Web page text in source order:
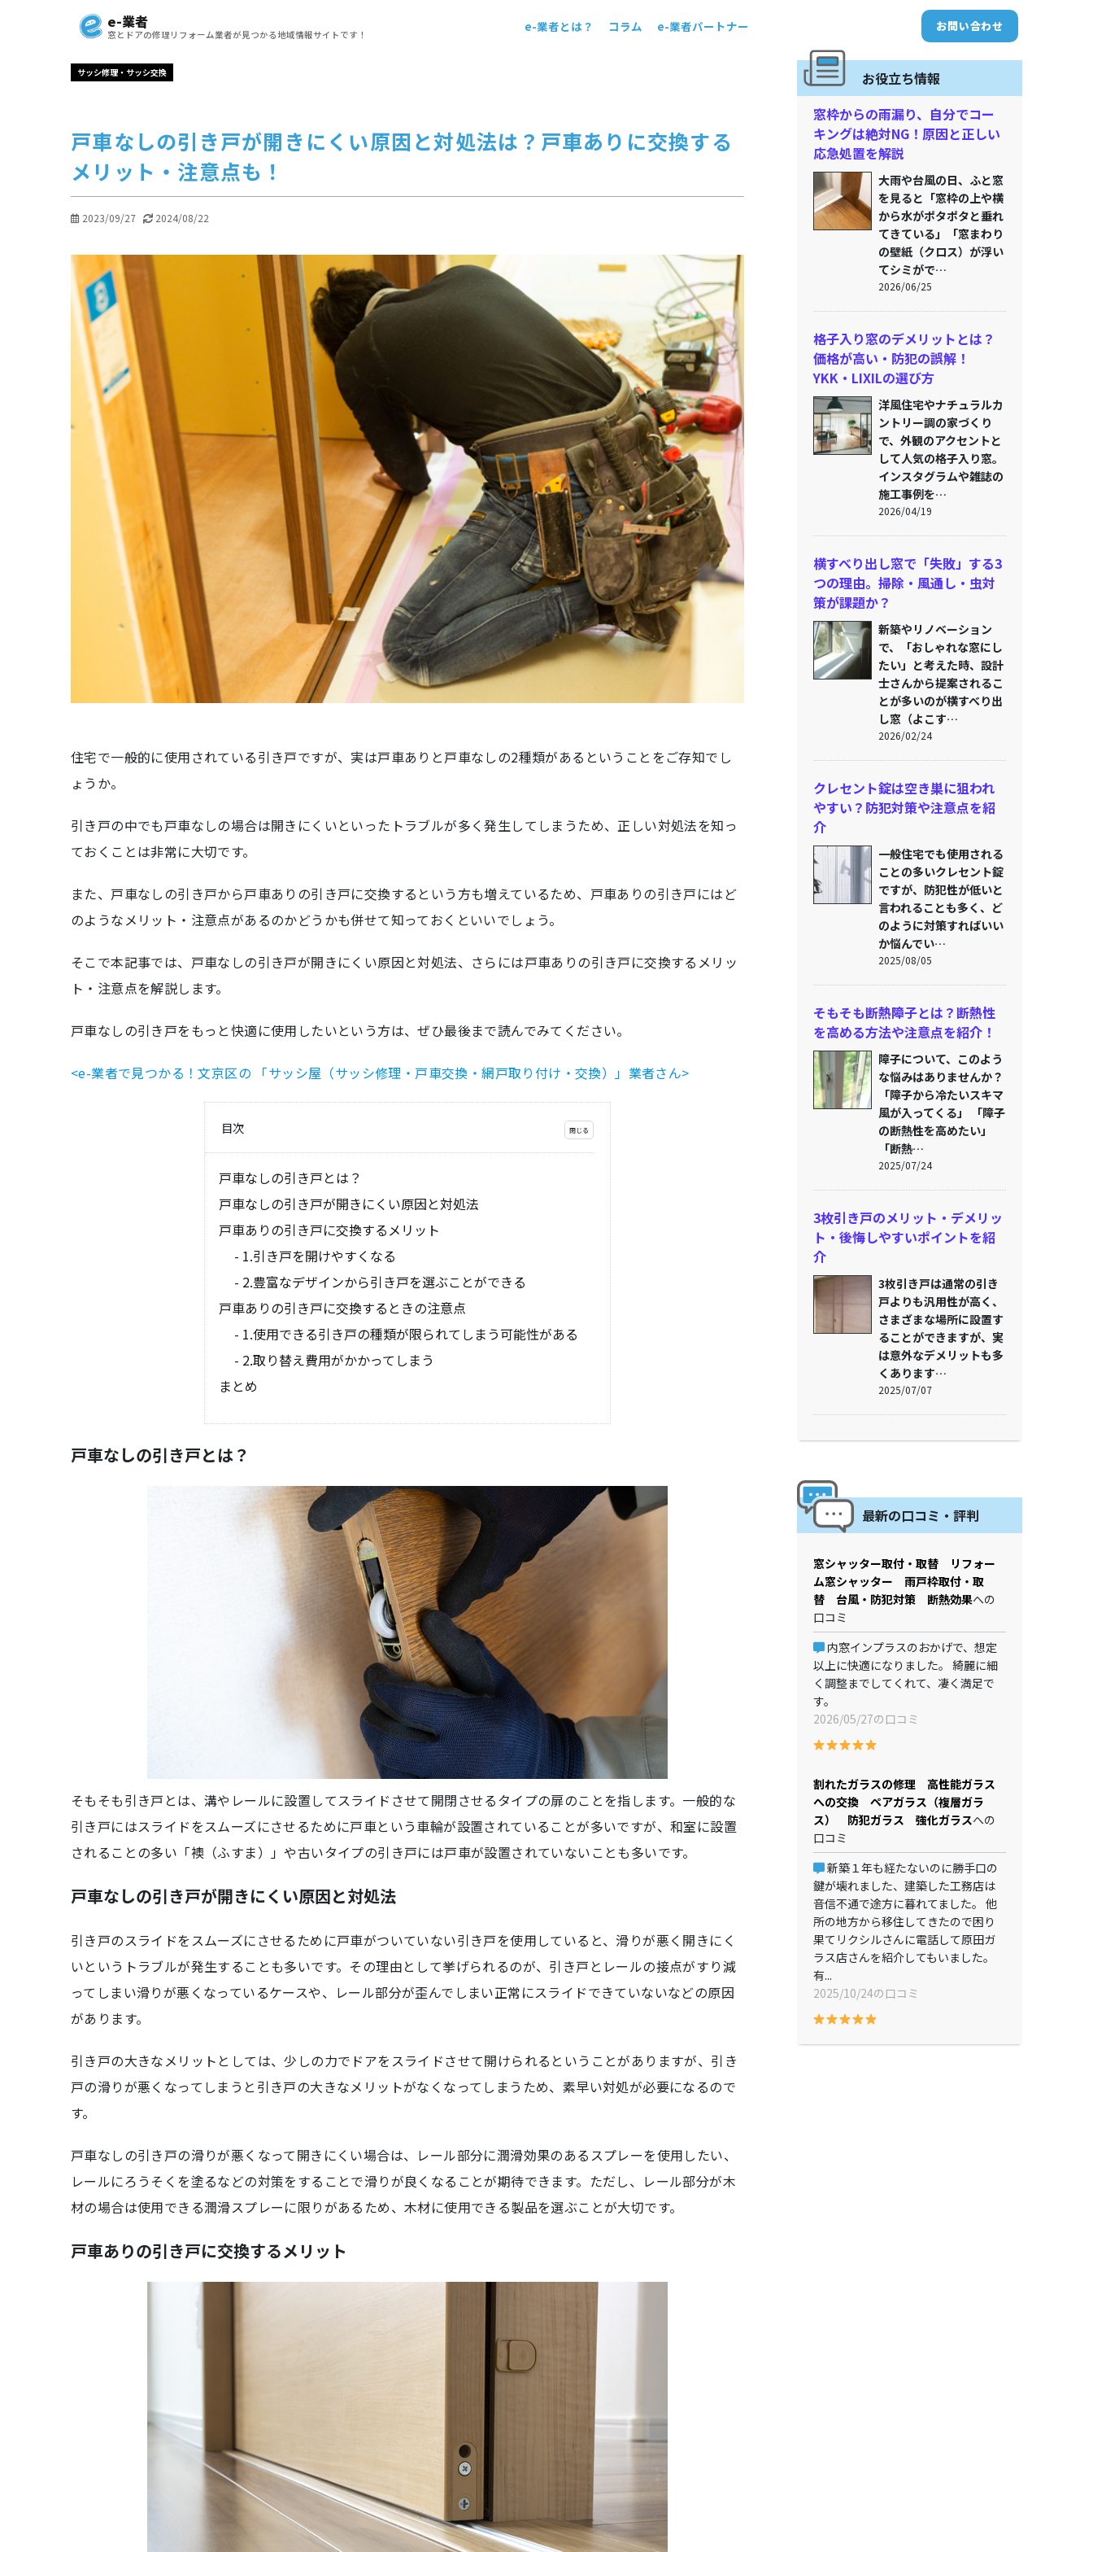
e-業者
窓とドアの修理リフォーム業者が見つかる地域情報サイトです！
e-業者とは？ コラム e-業者パートナー お問い合わせ
サッシ修理・サッシ交換
戸車なしの引き戸が開きにくい原因と対処法は？戸車ありに交換する
メリット・注意点も！
2023/09/27 2024/08/22
住宅で一般的に使用されている引き戸ですが、実は戸車ありと戸車なしの2種類があるということをご存知でし
ょうか。
引き戸の中でも戸車なしの場合は開きにくいといったトラブルが多く発生してしまうため、正しい対処法を知っ
ておくことは非常に大切です。
また、戸車なしの引き戸から戸車ありの引き戸に交換するという方も増えているため、戸車ありの引き戸にはど
のようなメリット・注意点があるのかどうかも併せて知っておくといいでしょう。
そこで本記事では、戸車なしの引き戸が開きにくい原因と対処法、さらには戸車ありの引き戸に交換するメリッ
ト・注意点を解説します。
戸車なしの引き戸をもっと快適に使用したいという方は、ぜひ最後まで読んでみてください。
<e-業者で見つかる！文京区の 「サッシ屋（サッシ修理・戸車交換・網戸取り付け・交換）」業者さん>
目次
戸車なしの引き戸とは？
戸車なしの引き戸が開きにくい原因と対処法
戸車ありの引き戸に交換するメリット
1.引き戸を開けやすくなる
2.豊富なデザインから引き戸を選ぶことができる
戸車ありの引き戸に交換するときの注意点
1.使用できる引き戸の種類が限られてしまう可能性がある
2.取り替え費用がかかってしまう
まとめ
戸車なしの引き戸とは？
そもそも引き戸とは、溝やレールに設置してスライドさせて開閉させるタイプの扉のことを指します。一般的な
引き戸にはスライドをスムーズにさせるために戸車という車輪が設置されていることが多いですが、和室に設置
されることの多い「襖（ふすま）」や古いタイプの引き戸には戸車が設置されていないことも多いです。
戸車なしの引き戸が開きにくい原因と対処法
引き戸のスライドをスムーズにさせるために戸車がついていない引き戸を使用していると、滑りが悪く開きにく
いというトラブルが発生することも多いです。その理由として挙げられるのが、引き戸とレールの接点がすり減
ってしまい滑りが悪くなっているケースや、レール部分が歪んでしまい正常にスライドできていないなどの原因
があります。
引き戸の大きなメリットとしては、少しの力でドアをスライドさせて開けられるということがありますが、引き
戸の滑りが悪くなってしまうと引き戸の大きなメリットがなくなってしまうため、素早い対処が必要になるので
す。
戸車なしの引き戸の滑りが悪くなって開きにくい場合は、レール部分に潤滑効果のあるスプレーを使用したい、
レールにろうそくを塗るなどの対策をすることで滑りが良くなることが期待できます。ただし、レール部分が木
材の場合は使用できる潤滑スプレーに限りがあるため、木材に使用できる製品を選ぶことが大切です。
戸車ありの引き戸に交換するメリット
お役立ち情報
窓枠からの雨漏り、自分でコー
キングは絶対NG！原因と正しい
応急処置を解説
大雨や台風の日、ふと窓
を見ると「窓枠の上や横
から水がポタポタと垂れ
てきている」「窓まわり
の壁紙（クロス）が浮い
てシミがで…
2026/06/25
格子入り窓のデメリットとは？
価格が高い・防犯の誤解！
YKK・LIXILの選び方
洋風住宅やナチュラルカ
ントリー調の家づくり
で、外観のアクセントと
して人気の格子入り窓。
インスタグラムや雑誌の
施工事例を…
2026/04/19
横すべり出し窓で「失敗」する3
つの理由。掃除・風通し・虫対
策が課題か？
新築やリノベーション
で、「おしゃれな窓にし
たい」と考えた時、設計
士さんから提案されるこ
とが多いのが横すべり出
し窓（よこす…
2026/02/24
クレセント錠は空き巣に狙われ
やすい？防犯対策や注意点を紹
介
一般住宅でも使用される
ことの多いクレセント錠
ですが、防犯性が低いと
言われることも多く、ど
のように対策すればいい
か悩んでい…
2025/08/05
そもそも断熱障子とは？断熱性
を高める方法や注意点を紹介！
障子について、このよう
な悩みはありませんか？
「障子から冷たいスキマ
風が入ってくる」 「障子
の断熱性を高めたい」
「断熱…
2025/07/24
3枚引き戸のメリット・デメリッ
ト・後悔しやすいポイントを紹
介
3枚引き戸は通常の引き
戸よりも汎用性が高く、
さまざまな場所に設置す
ることができますが、実
は意外なデメリットも多
くあります…
2025/07/07
最新の口コミ・評判
窓シャッター取付・取替 リフォー
ム窓シャッター 雨戸枠取付・取
替 台風・防犯対策 断熱効果への
口コミ
内窓インプラスのおかげで、想定
以上に快適になりました。 綺麗に細
く調整までしてくれて、凄く満足で
す。
2026/05/27の口コミ
割れたガラスの修理 高性能ガラス
への交換 ペアガラス（複層ガラ
ス） 防犯ガラス 強化ガラスへの
口コミ
新築１年も経たないのに勝手口の
鍵が壊れました、建築した工務店は
音信不通で途方に暮れてました。 他
所の地方から移住してきたので困り
果てリクシルさんに電話して原田ガ
ラス店さんを紹介してもいました。
有...
2025/10/24の口コミ